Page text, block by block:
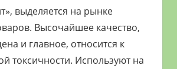
выделяется на рынке
Высочайшее качество,
и главное, относится к
токсичности. Используют на